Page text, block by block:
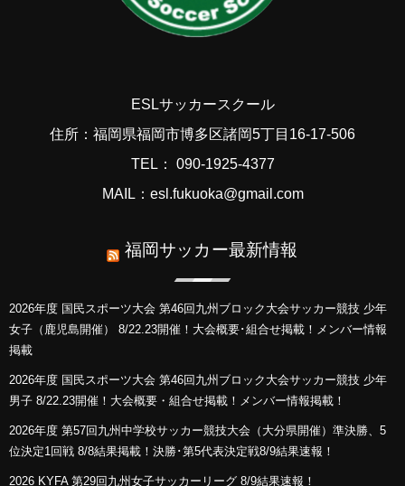
ESLサッカースクール
住所：福岡県福岡市博多区諸岡5丁目16-17-506
TEL： 090-1925-4377
MAIL：esl.fukuoka@gmail.com
福岡サッカー最新情報
2026年度 国民スポーツ大会 第46回九州ブロック大会サッカー競技 少年
女子（鹿児島開催） 8/22.23開催！大会概要･組合せ掲載！メンバー情報
掲載
2026年度 国民スポーツ大会 第46回九州ブロック大会サッカー競技 少年
男子 8/22.23開催！大会概要・組合せ掲載！メンバー情報掲載！
2026年度 第57回九州中学校サッカー競技大会（大分県開催）準決勝、5
位決定1回戦 8/8結果掲載！決勝･第5代表決定戦8/9結果速報！
2026 KYFA 第29回九州女子サッカーリーグ 8/9結果速報！